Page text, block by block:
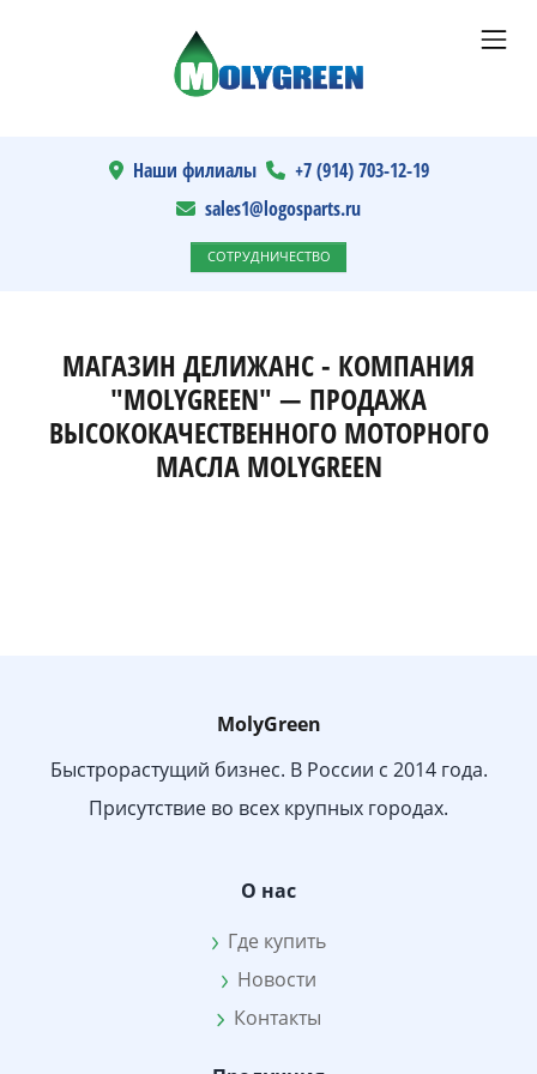
Наши филиалы
+7 (914) 703-12-19
sales1@logosparts.ru
СОТРУДНИЧЕСТВО
МАГАЗИН ДЕЛИЖАНС - КОМПАНИЯ
"MOLYGREEN" — ПРОДАЖА
ВЫСОКОКАЧЕСТВЕННОГО МОТОРНОГО
МАСЛА MOLYGREEN
MolyGreen
Быстрорастущий бизнес. В России с 2014 года.
Присутствие во всех крупных городах.
О нас
Где купить
Новости
Контакты